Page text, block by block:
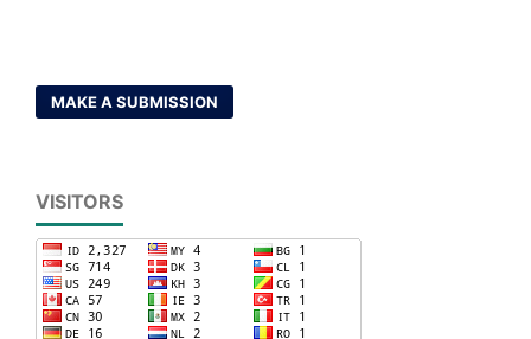
MAKE A SUBMISSION
VISITORS